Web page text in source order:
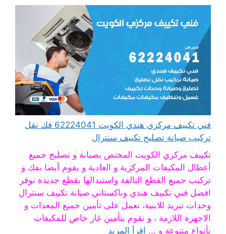
فني تكييف مركزي هندي الكويت 62224041 فك نقل
تركيب صيانة تصليح تكييف سنترال
تكييف مركزي الكويت المختص بصيانة و تصليح جميع
أعطال المكيفات المركزية و العادية و يقوم أيضا بفك و
تركيب جميع القطع التالفة واستبدالها بقطع جديدة نوفر
افضل فني تكييف هندي وباكستاني صيانة تكييف سنترال
وحدات تبريد للابنية، نعمل على تأمين جميع المعدات و
الاجهزة اللازمة ، و نقوم بتأمين غاز خاص للمكيفات
بأنواع متنوعة و ... اقرأ المزيد